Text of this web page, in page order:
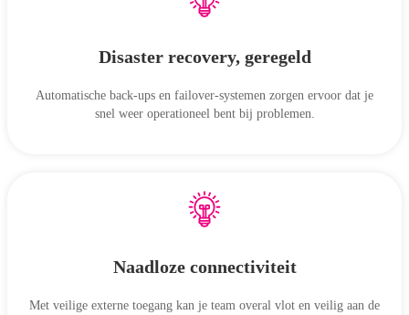
Disaster recovery, geregeld
Automatische back-ups en failover-systemen zorgen ervoor dat je
snel weer operationeel bent bij problemen.
Naadloze connectiviteit
Met veilige externe toegang kan je team overal vlot en veilig aan de